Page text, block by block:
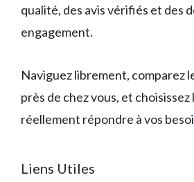
qualité, des avis vérifiés et des
engagement.
Naviguez librement, comparez
près de chez vous, et choisissez
réellement répondre à vos
Liens Utiles